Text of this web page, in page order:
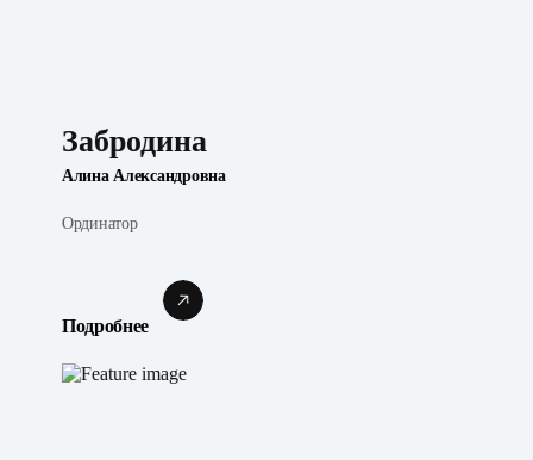
Забродина
Алина Александровна
Ординатор
Подробнее